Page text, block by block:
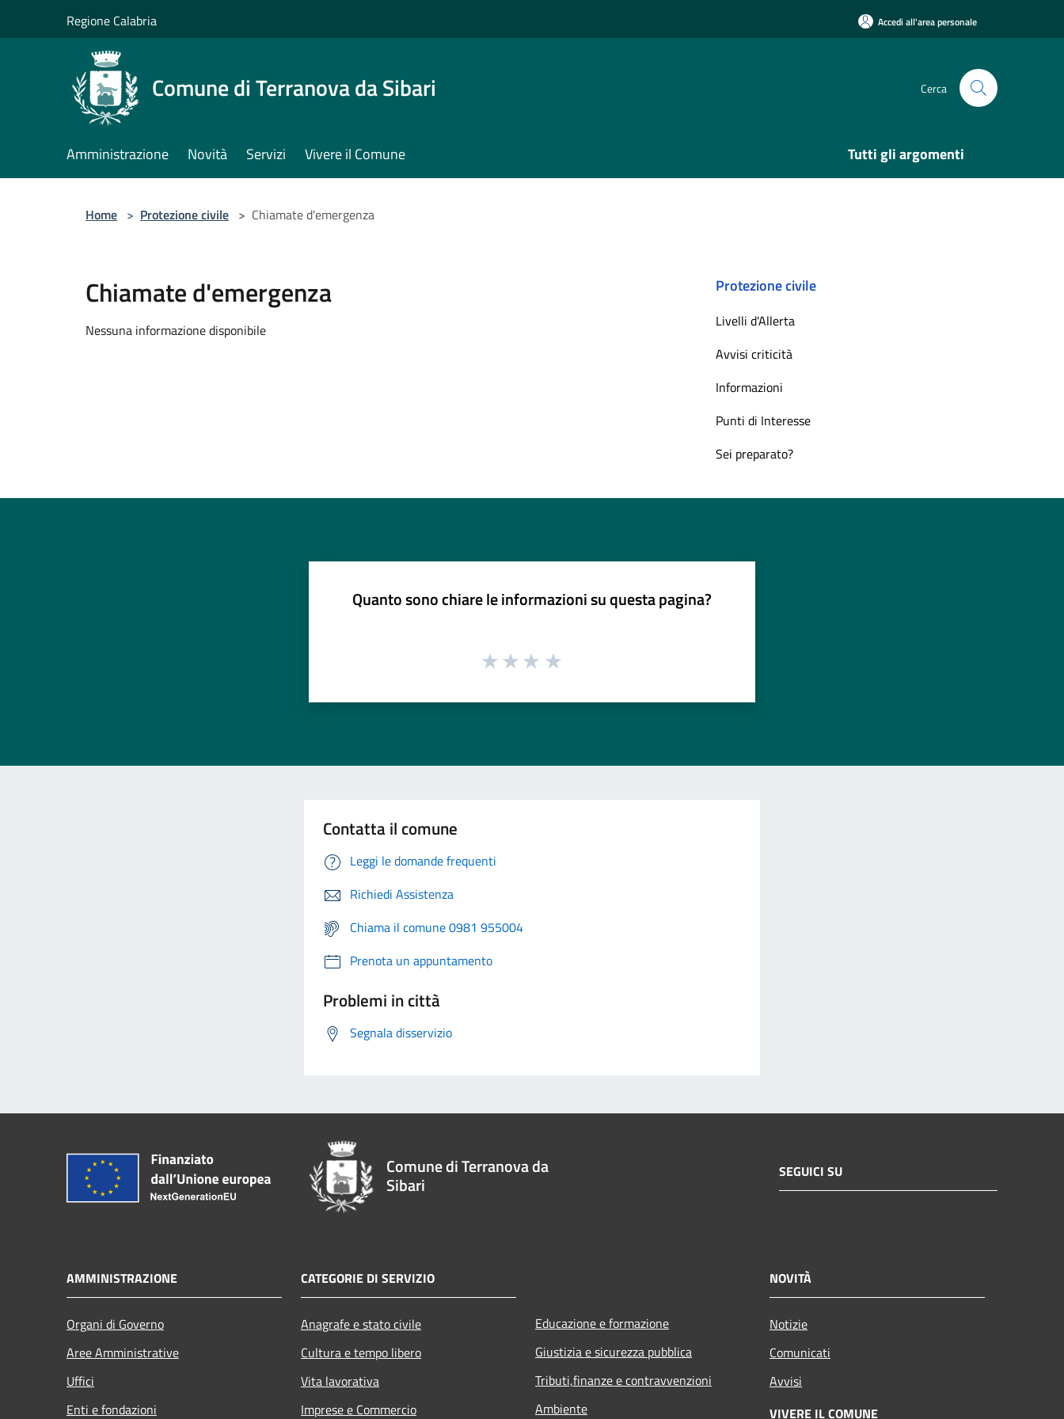
Regione Calabria Accedi all'area personale
Comune di Terranova da Sibari Cerca
Amministrazione Novità Servizi Vivere il Comune Tutti gli argomenti
Home > Protezione civile > Chiamate d'emergenza
Chiamate d'emergenza
Nessuna informazione disponibile
Protezione civile
Livelli d'Allerta
Avvisi criticità
Informazioni
Punti di Interesse
Sei preparato?
Quanto sono chiare le informazioni su questa pagina?
Contatta il comune
Leggi le domande frequenti
Richiedi Assistenza
Chiama il comune 0981 955004
Prenota un appuntamento
Problemi in città
Segnala disservizio
Comune di Terranova da
Sibari
SEGUICI SU
AMMINISTRAZIONE
Organi di Governo
Aree Amministrative
Uffici
Enti e fondazioni
CATEGORIE DI SERVIZIO
Anagrafe e stato civile
Cultura e tempo libero
Vita lavorativa
Imprese e Commercio
Educazione e formazione
Giustizia e sicurezza pubblica
Tributi,finanze e contravvenzioni
Ambiente
NOVITÀ
Notizie
Comunicati
Avvisi
VIVERE IL COMUNE